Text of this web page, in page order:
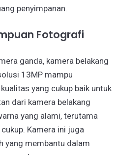
penyimpanan.
Fotografi
ganda, kamera belakang
13MP mampu
yang cukup baik untuk
dari kamera belakang
yang alami, terutama
Kamera ini juga
yang membantu dalam